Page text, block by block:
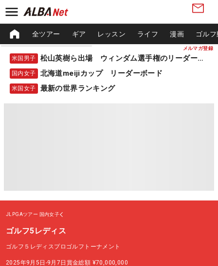
メルマガ登録
全ツアー ギア レッスン ライフ 漫画 ゴル
米国男子 松山英樹ら出場 ウィンダム選手権のリーダーボード
国内女子 北海道meijiカップ リーダーボード
米国女子 最新の世界ランキング
JLPGAツアー 国内女子
ゴルフ5レディス
ゴルフ５レディスプロゴルフトーナメント
2025年9月5日-9月7日 賞金総額 ¥70,000,000